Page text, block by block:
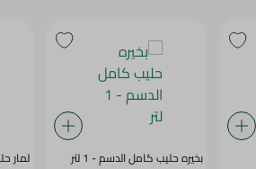
بخيره حليب كامل الدسم - 1 لتر لمار